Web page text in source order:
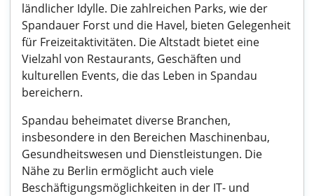
ländlicher Idylle. Die zahlreichen Parks, wie der
Spandauer Forst und die Havel, bieten Gelegenheit
für Freizeitaktivitäten. Die Altstadt bietet eine
Vielzahl von Restaurants, Geschäften und
kulturellen Events, die das Leben in Spandau
bereichern.
Spandau beheimatet diverse Branchen,
insbesondere in den Bereichen Maschinenbau,
Gesundheitswesen und Dienstleistungen. Die
Nähe zu Berlin ermöglicht auch viele
Beschäftigungsmöglichkeiten in der IT- und